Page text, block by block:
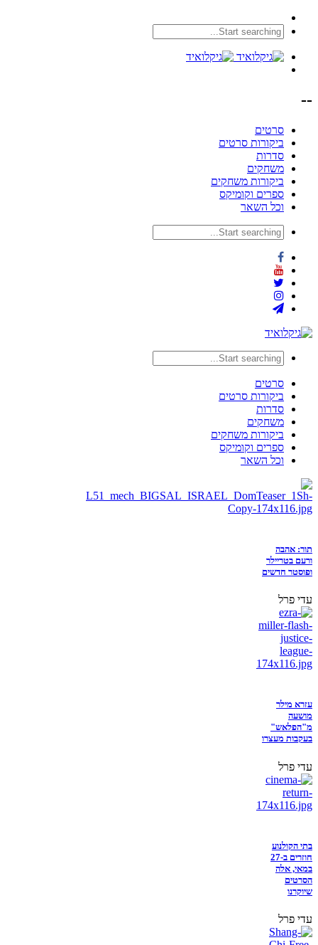
--
סרטים
ביקורות סרטים
סדרות
משחקים
ביקורות משחקים
ספרים וקומיקס
וכל השאר
סרטים
ביקורות סרטים
סדרות
משחקים
ביקורות משחקים
ספרים וקומיקס
וכל השאר
תור: אהבה
ורעם בטריילר
ופוסטר חדשים
עדי פרל
עזרא מילר
מושעה
מ"הפלאש"
בעקבות מעצרו
עדי פרל
בתי הקולנוע
חוזרים ב-27
במאי, אלה
הסרטים
שיוקרנו
עדי פרל